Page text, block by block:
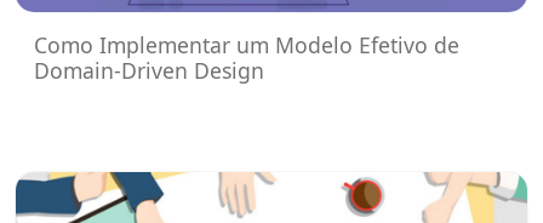
Como Implementar um Modelo Efetivo de
Domain-Driven Design